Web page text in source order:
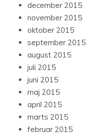
december 2015
november 2015
oktober 2015
september 2015
august 2015
juli 2015
juni 2015
maj 2015
april 2015
marts 2015
februar 2015